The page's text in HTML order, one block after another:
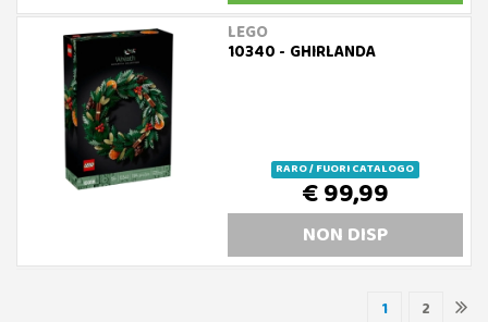
LEGO
10340 - GHIRLANDA
RARO / FUORI CATALOGO
€ 99,99
NON DISP
1 2